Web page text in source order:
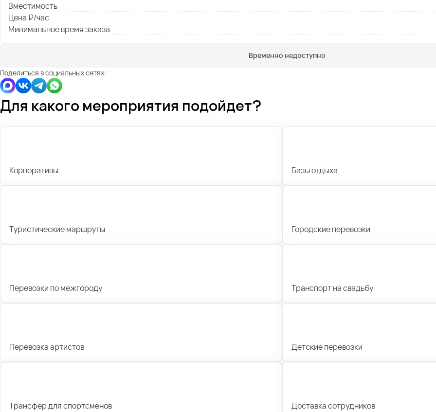
Вместимость
Цена ₽/час
Минимальное время заказа
Временно недоступно
Поделиться в социальных сетях:
Для какого мероприятия подойдет?
Корпоративы Базы отдыха
Туристические маршруты Городские перевозки
Перевозки по межгороду Транспорт на свадьбу
Перевозка артистов Детские перевозки
Трансфер для спортсменов Доставка сотрудников